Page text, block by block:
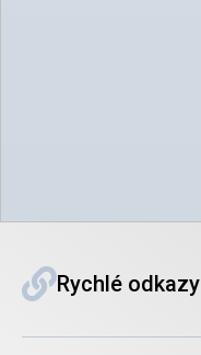
Rychlé odkazy